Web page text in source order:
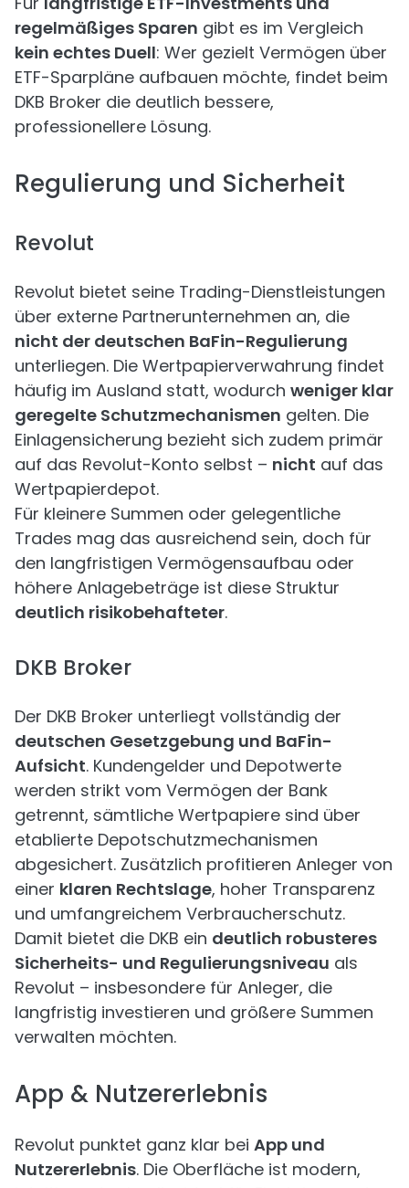
regelmäßiges Sparen gibt es im Vergleich
kein echtes Duell: Wer gezielt Vermögen über
ETF-Sparpläne aufbauen möchte, findet beim
DKB Broker die deutlich bessere,
professionellere Lösung.
Regulierung und Sicherheit
Revolut
Revolut bietet seine Trading-Dienstleistungen
über externe Partnerunternehmen an, die
nicht der deutschen BaFin-Regulierung
unterliegen. Die Wertpapier­verwahrung findet
häufig im Ausland statt, wodurch weniger klar
geregelte Schutzmechanismen gelten. Die
Einlagensicherung bezieht sich zudem primär
auf das Revolut-Konto selbst – nicht auf das
Wertpapierdepot.
Für kleinere Summen oder gelegentliche
Trades mag das ausreichend sein, doch für
den langfristigen Vermögensaufbau oder
höhere Anlagebeträge ist diese Struktur
deutlich risikobehafteter.
DKB Broker
Der DKB Broker unterliegt vollständig der
deutschen Gesetzgebung und BaFin-
Aufsicht. Kundengelder und Depotwerte
werden strikt vom Vermögen der Bank
getrennt, sämtliche Wertpapiere sind über
etablierte Depotschutzmechanismen
abgesichert. Zusätzlich profitieren Anleger von
einer klaren Rechtslage, hoher Transparenz
und umfangreichem Verbraucherschutz.
Damit bietet die DKB ein deutlich robusteres
Sicherheits- und Regulierungsniveau als
Revolut – insbesondere für Anleger, die
langfristig investieren und größere Summen
verwalten möchten.
App & Nutzererlebnis
Revolut punktet ganz klar bei App und
Nutzererlebnis. Die Oberfläche ist modern,